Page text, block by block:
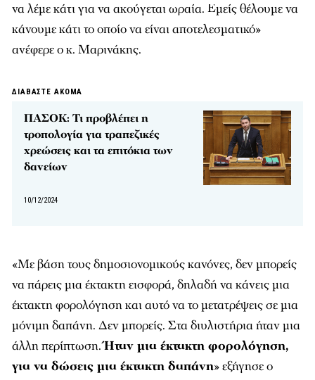
να λέμε κάτι για να ακούγεται ωραία. Εμείς θέλουμε να
κάνουμε κάτι το οποίο να είναι αποτελεσματικό»
ανέφερε ο κ. Μαρινάκης.
ΔΙΑΒΑΣΤΕ ΑΚΟΜΑ
ΠΑΣΟΚ: Τι προβλέπει η
τροπολογία για τραπεζικές
χρεώσεις και τα επιτόκια των
δανείων
10/12/2024
«Με βάση τους δημοσιονομικούς κανόνες, δεν μπορείς
να πάρεις μια έκτακτη εισφορά, δηλαδή να κάνεις μια
έκτακτη φορολόγηση και αυτό να το μετατρέψεις σε μια
μόνιμη δαπάνη. Δεν μπορείς. Στα διυλιστήρια ήταν μια
άλλη περίπτωση.Ήταν μια έκτακτη φορολόγηση,
για να δώσεις μια έκτακτη δαπάνη» εξήγησε ο